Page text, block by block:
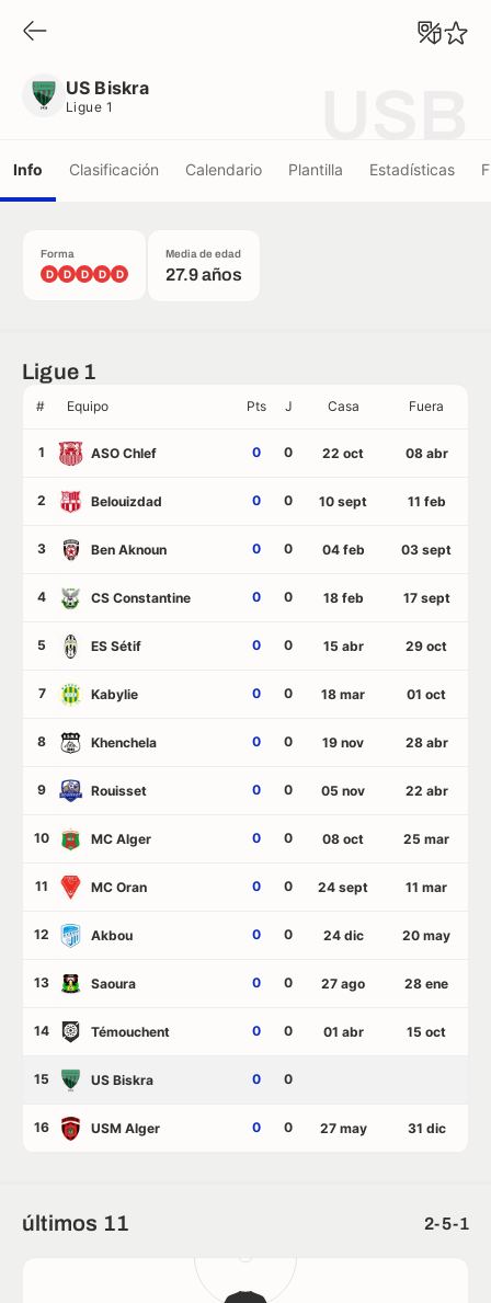
US Biskra
Ligue 1
Info Clasificación Calendario Plantilla Estadísticas
Forma
D D D D D
Media de edad
27.9 años
Ligue 1
# Equipo Pts J Casa Fuera
1 ASO Chlef 0 0 22 oct 08 abr
2 Belouizdad 0 0 10 sept 11 feb
3 Ben Aknoun 0 0 04 feb 03 sept
4 CS Constantine 0 0 18 feb 17 sept
5 ES Sétif 0 0 15 abr 29 oct
7 Kabylie 0 0 18 mar 01 oct
8 Khenchela 0 0 19 nov 28 abr
9 Rouisset 0 0 05 nov 22 abr
10 MC Alger 0 0 08 oct 25 mar
11 MC Oran 0 0 24 sept 11 mar
12 Akbou 0 0 24 dic 20 may
13 Saoura 0 0 27 ago 28 ene
14 Témouchent 0 0 01 abr 15 oct
15 US Biskra 0 0
16 USM Alger 0 0 27 may 31 dic
últimos 11 2-5-1